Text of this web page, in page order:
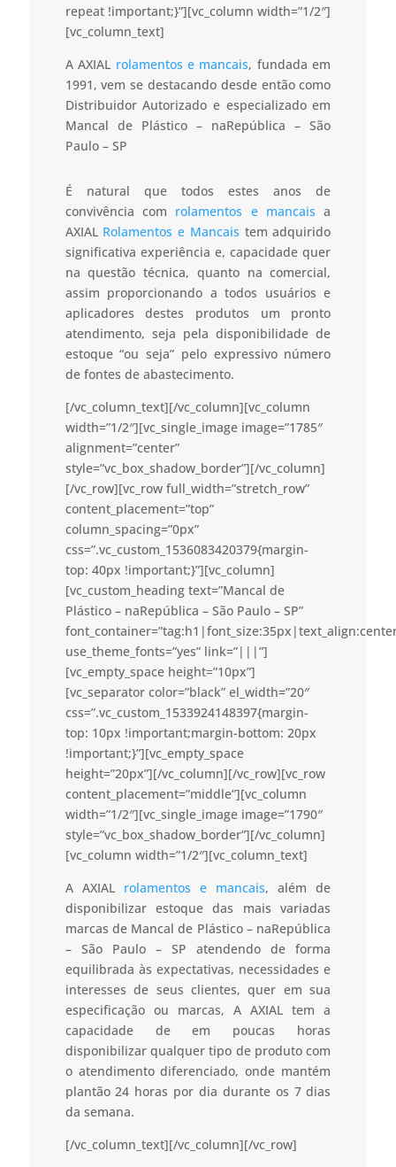
repeat !important;}”][vc_column width=”1/2″]
[vc_column_text]
A AXIAL rolamentos e mancais, fundada em
1991, vem se destacando desde então como
Distribuidor Autorizado e especializado em
Mancal de Plástico – naRepública – São
Paulo – SP
É natural que todos estes anos de
convivência com rolamentos e mancais a
AXIAL Rolamentos e Mancais tem adquirido
significativa experiência e, capacidade quer
na questão técnica, quanto na comercial,
assim proporcionando a todos usuários e
aplicadores destes produtos um pronto
atendimento, seja pela disponibilidade de
estoque “ou seja” pelo expressivo número
de fontes de abastecimento.
[/vc_column_text][/vc_column][vc_column
width=”1/2″][vc_single_image image=”1785″
alignment=”center”
style=”vc_box_shadow_border”][/vc_column]
[/vc_row][vc_row full_width=”stretch_row”
content_placement=”top”
column_spacing=”0px”
css=”.vc_custom_1536083420379{margin-
top: 40px !important;}”][vc_column]
[vc_custom_heading text=”Mancal de
Plástico – naRepública – São Paulo – SP”
use_theme_fonts=”yes” link=”|||”]
[vc_empty_space height=”10px”]
[vc_separator color=”black” el_width=”20″
css=”.vc_custom_1533924148397{margin-
top: 10px !important;margin-bottom: 20px
!important;}”][vc_empty_space
height=”20px”][/vc_column][/vc_row][vc_row
content_placement=”middle”][vc_column
width=”1/2″][vc_single_image image=”1790″
style=”vc_box_shadow_border”][/vc_column]
[vc_column width=”1/2″][vc_column_text]
A AXIAL rolamentos e mancais, além de
disponibilizar estoque das mais variadas
marcas de Mancal de Plástico – naRepública
– São Paulo – SP atendendo de forma
equilibrada às expectativas, necessidades e
interesses de seus clientes, quer em sua
especificação ou marcas, A AXIAL tem a
capacidade de em poucas horas
disponibilizar qualquer tipo de produto com
o atendimento diferenciado, onde mantém
plantão 24 horas por dia durante os 7 dias
da semana.
[/vc_column_text][/vc_column][/vc_row]